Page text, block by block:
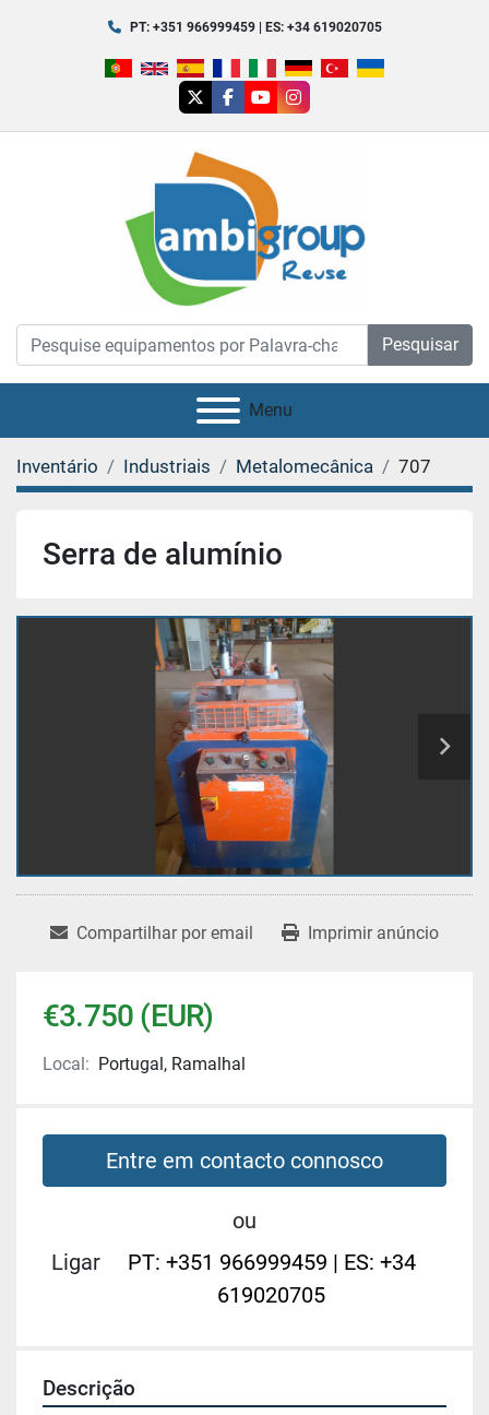
PT: +351 966999459 | ES: +34 619020705
twitterfacebook
youtubeinstagram
Pesquisar
Menu
Inventário Industriais Metalomecânica 707
Serra de alumínio
Compartilhar por email Imprimir anúncio
€3.750 (EUR)
Local: Portugal, Ramalhal
Entre em contacto connosco
ou
Ligar
PT: +351 966999459 | ES: +34
619020705
Descrição